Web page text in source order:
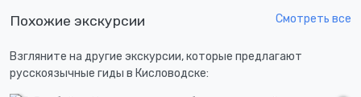
Похожие экскурсии Смотреть все
Взгляните на другие экскурсии, которые предлагают
русскоязычные гиды в Кисловодске: